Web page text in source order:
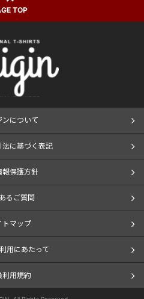
TOP
ンについて
法に基づく表記
報保護方針
るご質問
トマップ
用にあたって
利用規約